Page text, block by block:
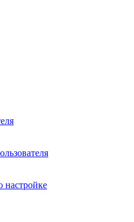
настройке